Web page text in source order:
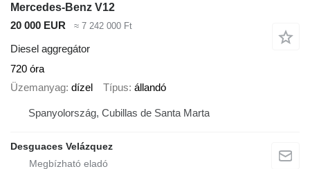
Mercedes-Benz V12
20 000 EUR
≈ 7 242 000 Ft
Diesel aggregátor
720 óra
Üzemanyag dízel Típus állandó
Spanyolország, Cubillas de Santa Marta
Desguaces Velázquez